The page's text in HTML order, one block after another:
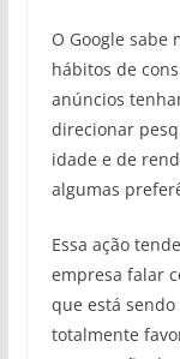
O Google sabe
hábitos de
anúncios
direcionar
idade e de
algumas
Essa ação
empresa falar
que está
totalmente